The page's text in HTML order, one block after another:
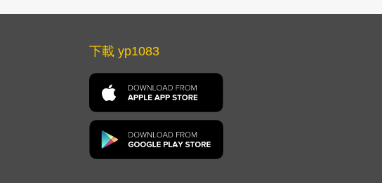
下載 yp1083